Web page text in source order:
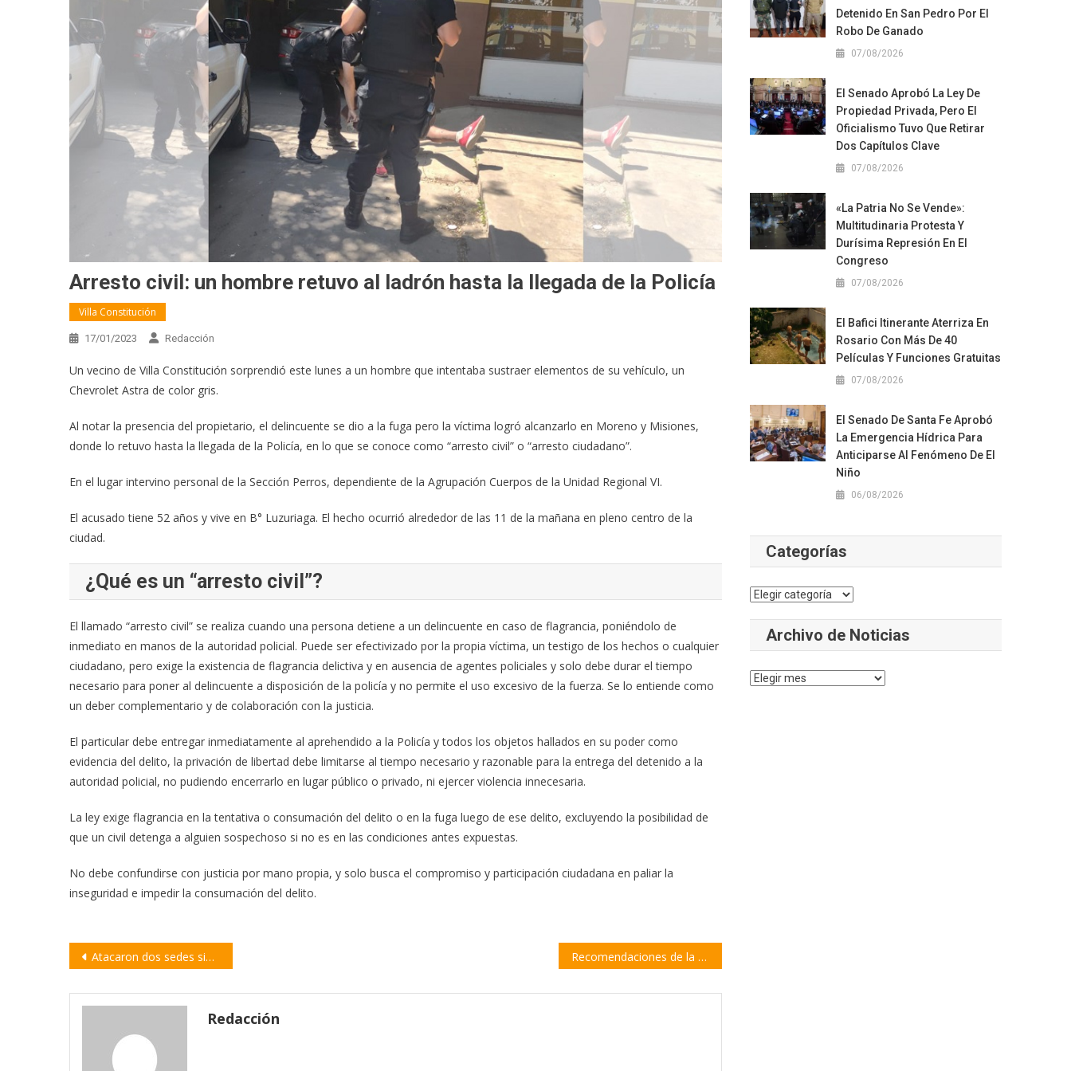
Arresto civil: un hombre retuvo al ladrón hasta la llegada de la Policía
Villa Constitución
17/01/2023 Redacción
Un vecino de Villa Constitución sorprendió este lunes a un hombre que intentaba sustraer elementos de su vehículo, un
Chevrolet Astra de color gris.
Al notar la presencia del propietario, el delincuente se dio a la fuga pero la víctima logró alcanzarlo en Moreno y Misiones,
donde lo retuvo hasta la llegada de la Policía, en lo que se conoce como “arresto civil” o “arresto ciudadano”.
En el lugar intervino personal de la Sección Perros, dependiente de la Agrupación Cuerpos de la Unidad Regional VI.
El acusado tiene 52 años y vive en B° Luzuriaga. El hecho ocurrió alrededor de las 11 de la mañana en pleno centro de la
ciudad.
¿Qué es un “arresto civil”?
El llamado “arresto civil” se realiza cuando una persona detiene a un delincuente en caso de flagrancia, poniéndolo de
inmediato en manos de la autoridad policial. Puede ser efectivizado por la propia víctima, un testigo de los hechos o cualquier
ciudadano, pero exige la existencia de flagrancia delictiva y en ausencia de agentes policiales y solo debe durar el tiempo
necesario para poner al delincuente a disposición de la policía y no permite el uso excesivo de la fuerza. Se lo entiende como
un deber complementario y de colaboración con la justicia.
El particular debe entregar inmediatamente al aprehendido a la Policía y todos los objetos hallados en su poder como
evidencia del delito, la privación de libertad debe limitarse al tiempo necesario y razonable para la entrega del detenido a la
autoridad policial, no pudiendo encerrarlo en lugar público o privado, ni ejercer violencia innecesaria.
La ley exige flagrancia en la tentativa o consumación del delito o en la fuga luego de ese delito, excluyendo la posibilidad de
que un civil detenga a alguien sospechoso si no es en las condiciones antes expuestas.
No debe confundirse con justicia por mano propia, y solo busca el compromiso y participación ciudadana en paliar la
inseguridad e impedir la consumación del delito.
Navegación
entradas
Atacaron dos sedes sindicales en Rosario con bombas caseras tipo molotov Recomendaciones de la Prefectura para travesías náuticas
Redacción
Detenido En San Pedro Por El
Robo De Ganado
07/08/2026
El Senado Aprobó La Ley De
Propiedad Privada, Pero El
Oficialismo Tuvo Que Retirar
Dos Capítulos Clave
07/08/2026
«La Patria No Se Vende»:
Multitudinaria Protesta Y
Durísima Represión En El
Congreso
07/08/2026
El Bafici Itinerante Aterriza En
Rosario Con Más De 40
Películas Y Funciones Gratuitas
07/08/2026
El Senado De Santa Fe Aprobó
La Emergencia Hídrica Para
Anticiparse Al Fenómeno De El
Niño
06/08/2026
Categorías
Categorías
Archivo de Noticias
Archivo